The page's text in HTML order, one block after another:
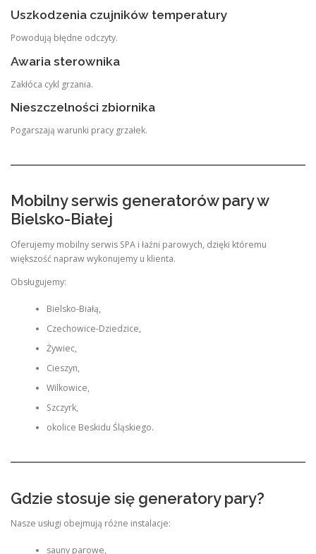
Uszkodzenia czujników temperatury
Powodują błędne odczyty.
Awaria sterownika
Zakłóca cykl grzania.
Nieszczelności zbiornika
Pogarszają warunki pracy grzałek.
Mobilny serwis generatorów pary w
Bielsko-Białej
Oferujemy mobilny serwis SPA i łaźni parowych, dzięki któremu
większość napraw wykonujemy u klienta.
Obsługujemy:
Bielsko-Białą,
Czechowice-Dziedzice,
Żywiec,
Cieszyn,
Wilkowice,
Szczyrk,
okolice Beskidu Śląskiego.
Gdzie stosuje się generatory pary?
Nasze usługi obejmują różne instalacje:
sauny parowe,